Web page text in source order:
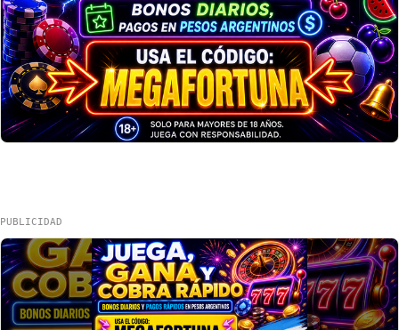
PUBLICIDAD